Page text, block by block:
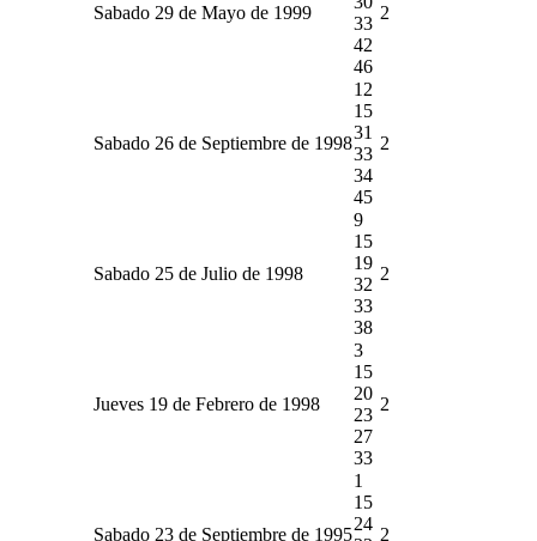
Sabado 29 de Mayo de 1999
33
42
46
2
Sabado 26 de Septiembre de 1998
12
15
31
33
34
45
2
Sabado 25 de Julio de 1998
9
15
19
32
33
38
2
Jueves 19 de Febrero de 1998
3
15
20
23
27
33
2
Sabado 23 de Septiembre de 1995
1
15
24
2